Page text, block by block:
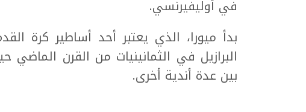
في أوليفيرنسي.
بدأ ميورا، الذي يعتبر أحد أساطير كرة
البرازيل في الثمانينيات من القرن
بين عدة أندية أخرى.